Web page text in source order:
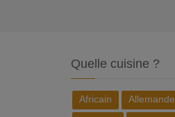
Quelle cuisine ?
Africain Allemande